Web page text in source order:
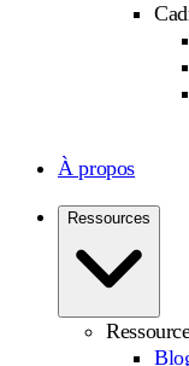
À propos
Ressources